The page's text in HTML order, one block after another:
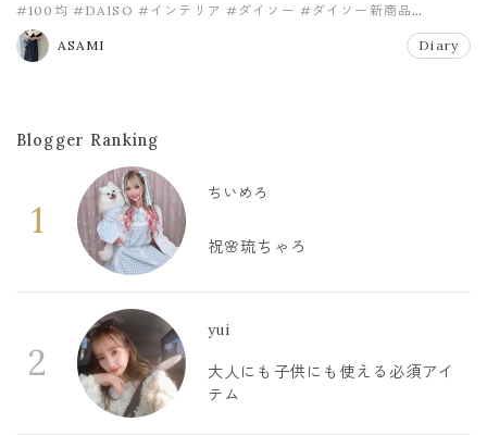
#100均 #DAISO #インテリア #ダイソー #ダイソー新商品
#プチプラ
ASAMI
Diary
Blogger Ranking
1
ちいめろ
祝🌸琉ちゃろ
2
yui
大人にも子供にも使える必須アイ
テム